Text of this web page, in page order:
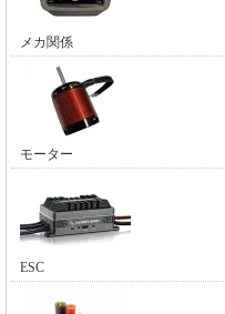
メカ関係
モーター
ESC